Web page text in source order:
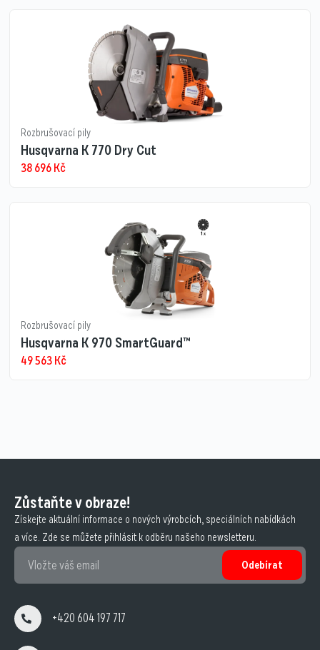
Rozbrušovací pily
Husqvarna K 770 Dry Cut
38 696Kč
Rozbrušovací pily
Husqvarna K 970 SmartGuard™
49 563Kč
Zůstaňte v obraze!
Získejte aktuální informace o nových výrobcích, speciálních nabídkách
a více. Zde se můžete přihlásit k odběru našeho newsletteru.
Odebírat
+420 604 197 717